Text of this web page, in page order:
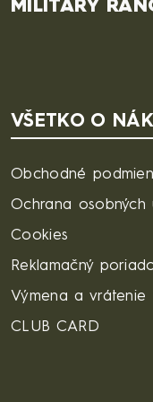
MILITARY
VŠETKO O
Obchodné
Ochrana osobných
Cookies
Reklamačný
Výmena a vrátenie
CLUB CARD